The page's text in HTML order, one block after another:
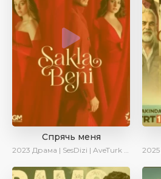
Спрячь меня
2023 Драма | SesDizi | AveTurk | AlisaDirilis | Сериалы 2023 2025